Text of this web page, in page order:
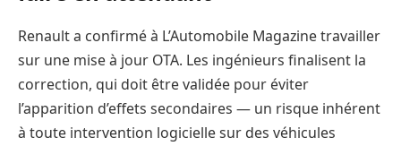
Renault a confirmé à L’Automobile Magazine travailler
sur une mise à jour OTA. Les ingénieurs finalisent la
correction, qui doit être validée pour éviter
l’apparition d’effets secondaires — un risque inhérent
à toute intervention logicielle sur des véhicules